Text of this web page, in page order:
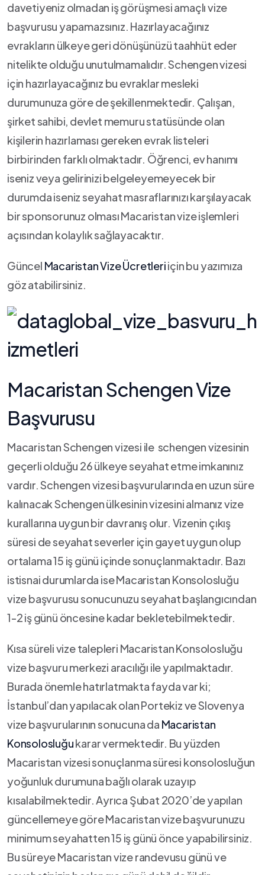
davetiyeniz olmadan iş görüşmesi amaçlı vize
başvurusu yapamazsınız. Hazırlayacağınız
evrakların ülkeye geri dönüşünüzü taahhüt eder
nitelikte olduğu unutulmamalıdır. Schengen vizesi
için hazırlayacağınız bu evraklar mesleki
durumunuza göre de şekillenmektedir. Çalışan,
şirket sahibi, devlet memuru statüsünde olan
kişilerin hazırlaması gereken evrak listeleri
birbirinden farklı olmaktadır. Öğrenci, ev hanımı
iseniz veya gelirinizi belgeleyemeyecek bir
durumda iseniz seyahat masraflarınızı karşılayacak
bir sponsorunuz olması Macaristan vize işlemleri
açısından kolaylık sağlayacaktır.
Güncel Macaristan Vize Ücretleriiçin bu yazımıza
göz atabilirsiniz.
Macaristan Schengen Vize
Başvurusu
Macaristan Schengen vizesi ile schengen vizesinin
geçerli olduğu 26 ülkeye seyahat etme imkanınız
vardır. Schengen vizesi başvurularında en uzun süre
kalınacak Schengen ülkesinin vizesini almanız vize
kurallarına uygun bir davranış olur. Vizenin çıkış
süresi de seyahat severler için gayet uygun olup
ortalama 15 iş günü içinde sonuçlanmaktadır. Bazı
istisnai durumlarda ise Macaristan Konsolosluğu
vize başvurusu sonucunuzu seyahat başlangıcından
1-2 iş günü öncesine kadar bekletebilmektedir.
Kısa süreli vize talepleri Macaristan Konsolosluğu
vize başvuru merkezi aracılığı ile yapılmaktadır.
Burada önemle hatırlatmakta fayda var ki;
İstanbul’dan yapılacak olan Portekiz ve Slovenya
vize başvurularının sonucuna da Macaristan
Konsolosluğukarar vermektedir. Bu yüzden
Macaristan vizesi sonuçlanma süresi konsolosluğun
yoğunluk durumuna bağlı olarak uzayıp
kısalabilmektedir. Ayrıca Şubat 2020’de yapılan
güncellemeye göre Macaristan vize başvurunuzu
minimum seyahatten 15 iş günü önce yapabilirsiniz.
Bu süreye Macaristan vize randevusu günü ve